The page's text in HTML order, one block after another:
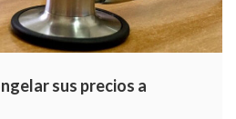
sus precios a